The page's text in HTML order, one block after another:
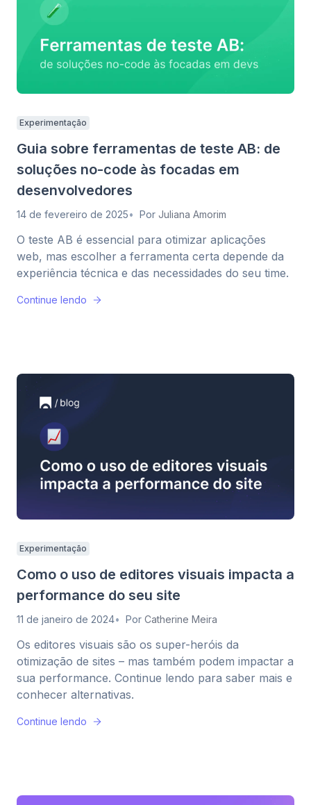
Experimentação
Guia sobre ferramentas de teste AB: de
soluções no-code às focadas em
desenvolvedores
14 de fevereiro de 2025 Por Juliana Amorim
O teste AB é essencial para otimizar aplicações
web, mas escolher a ferramenta certa depende da
experiência técnica e das necessidades do seu time.
Continue lendo
Experimentação
Como o uso de editores visuais impacta a
performance do seu site
11 de janeiro de 2024 Por Catherine Meira
Os editores visuais são os super-heróis da
otimização de sites – mas também podem impactar a
sua performance. Continue lendo para saber mais e
conhecer alternativas.
Continue lendo